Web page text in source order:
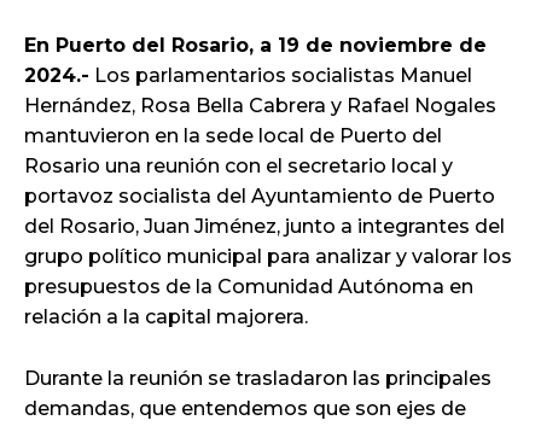
En Puerto del Rosario, a 19 de noviembre de
2024.- Los parlamentarios socialistas Manuel
Hernández, Rosa Bella Cabrera y Rafael Nogales
mantuvieron en la sede local de Puerto del
Rosario una reunión con el secretario local y
portavoz socialista del Ayuntamiento de Puerto
del Rosario, Juan Jiménez, junto a integrantes del
grupo político municipal para analizar y valorar los
presupuestos de la Comunidad Autónoma en
relación a la capital majorera.
Durante la reunión se trasladaron las principales
demandas, que entendemos que son ejes de